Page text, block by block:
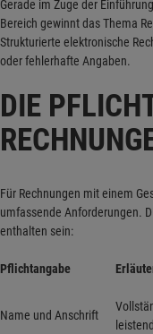
Gerade im Zuge der
Bereich gewinnt das Thema
Strukturierte elektronische
oder fehlerhafte Angaben.
DIE
Für Rechnungen mit einem
umfassende Anforderungen.
enthalten sein:
Pflichtangabe
Name und Anschrift